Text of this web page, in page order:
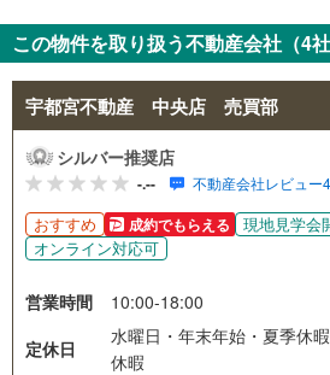
この物件を取り扱う不動産会社（4社
宇都宮不動産 中央店 売買部
シルバー推奨店
-.-- 不動産会社レビュー
おすすめ 成約でもらえる
現地見学会
オンライン対応可
営業時間
10:00-18:00
定休日
水曜日・年末年始・夏季休
休暇